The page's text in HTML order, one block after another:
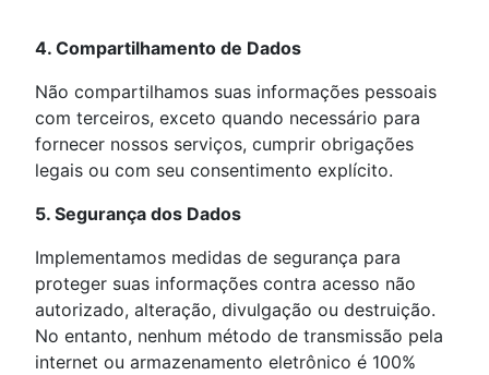
4. Compartilhamento de Dados
Não compartilhamos suas informações pessoais
com terceiros, exceto quando necessário para
fornecer nossos serviços, cumprir obrigações
legais ou com seu consentimento explícito.
5. Segurança dos Dados
Implementamos medidas de segurança para
proteger suas informações contra acesso não
autorizado, alteração, divulgação ou destruição.
No entanto, nenhum método de transmissão pela
internet ou armazenamento eletrônico é 100%